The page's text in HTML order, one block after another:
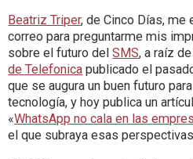
Beatriz Triper, de Cinco Días, me
correo para preguntarme mis
sobre el futuro delSMS, a raíz
de Telefonica publicado el
que se augura un buen futuro
tecnología, y hoy publica un
«WhatsApp no cala en las
el que subraya esas